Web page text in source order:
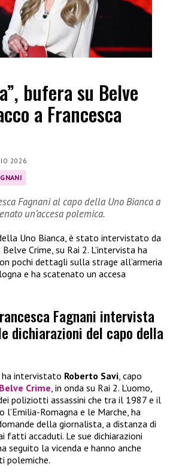
bufera su Belve
a Francesca
2026
Fagnani al capo della Uno Bianca a
un’accesa polemica.
Uno Bianca, è stato intervistato da
Crime, su Rai 2. L’intervista ha
pochi dettagli sulla strage all’armeria
e ha scatenato un accesa
Fagnani intervista
dichiarazioni del capo della
ha intervistato Roberto Savi, capo
Belve Crime, in onda su Rai 2. L’uomo,
poliziotti assassini che tra il 1987 e il
Romagna e le Marche, ha
della giornalista, a distanza di
fatti accaduti. Le sue dichiarazioni
seguito la vicenda e hanno anche
polemiche.